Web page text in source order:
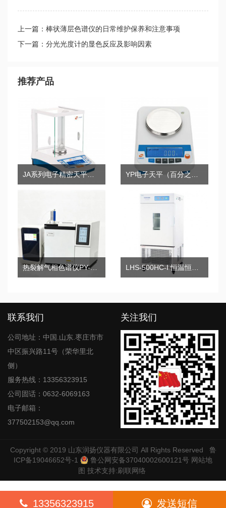
上一篇：棒状薄层色谱仪的日常维护保养和注意事项
下一篇：分光光度计的显色反应及影响因素
推荐产品
JA系列电子精密天平（千分之一）
热裂解气相色谱仪PY-GC2020Pro
联系我们
公司地址：中国.山东.枣庄市市
中区振兴路11号（荣华里北
侧）
服务热线：13356323915
公司固话：0632-6069163
电子邮箱：
377502153@qq.com
关注我们
Copyright © 2019 山东润扬仪器有限公司 All Rights Reserved 鲁
ICP备19046652号-1
鲁公网安备37040002600121号 网站地
图 技术支持:刷联网络
13356323915 发送短信